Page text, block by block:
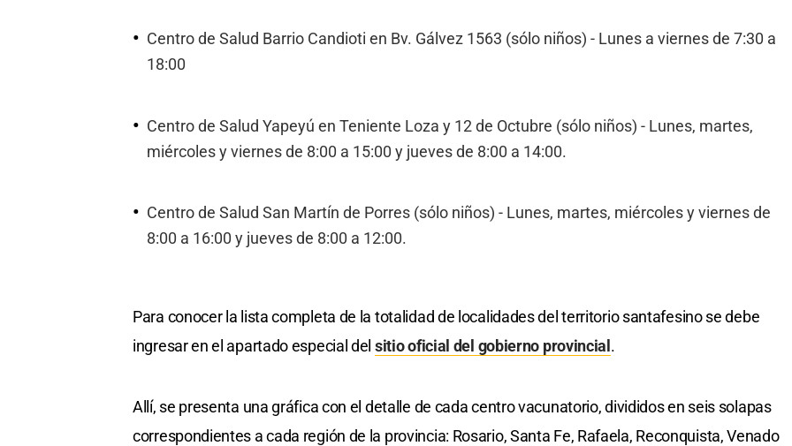
Centro de Salud Barrio Candioti en Bv. Gálvez 1563 (sólo niños) - Lunes a viernes de 7:30 a
18:00
Centro de Salud Yapeyú en Teniente Loza y 12 de Octubre (sólo niños) - Lunes, martes,
miércoles y viernes de 8:00 a 15:00 y jueves de 8:00 a 14:00.
Centro de Salud San Martín de Porres (sólo niños) - Lunes, martes, miércoles y viernes de
8:00 a 16:00 y jueves de 8:00 a 12:00.
Para conocer la lista completa de la totalidad de localidades del territorio santafesino se debe
ingresar en el apartado especial del sitio oficial del gobierno provincial.
Allí, se presenta una gráfica con el detalle de cada centro vacunatorio, divididos en seis solapas
correspondientes a cada región de la provincia: Rosario, Santa Fe, Rafaela, Reconquista, Venado